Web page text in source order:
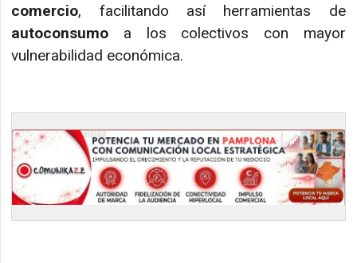
comercio, facilitando así herramientas de
autoconsumo a los colectivos con mayor
vulnerabilidad económica.